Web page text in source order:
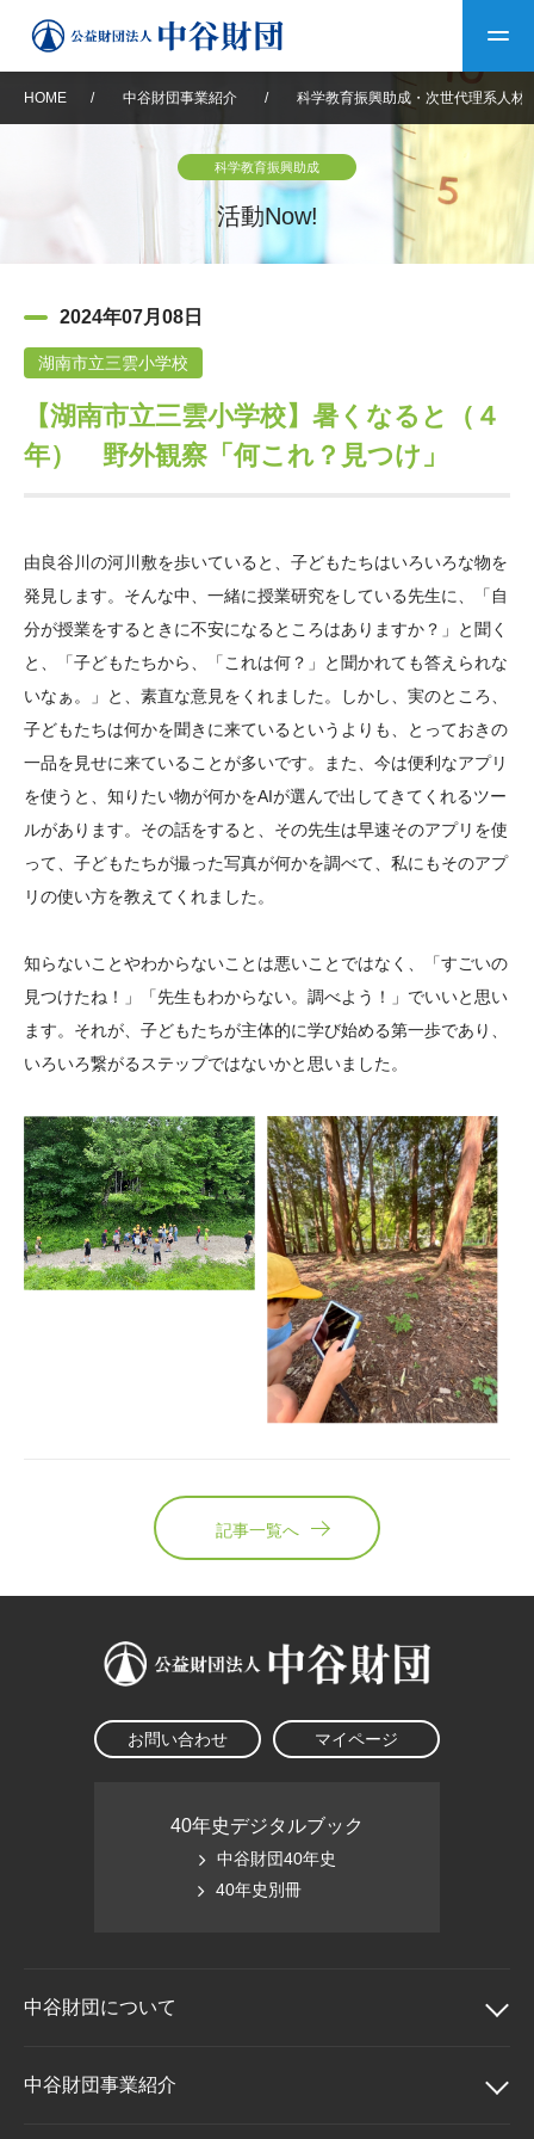
中谷財団について
設立趣意書
沿革 40年史デジタルブック
中谷財団40年史
役員・評議員 公開情報
年報一覧 中谷財団レポート
中谷財団事業紹介
神戸賞 長期大型研究助成
大学院生奨学金
国際学生交流プログラ
ム
科学教育振興助成・
次世代理系人材育成プ
ログラム助成
中谷財団動画紹介
その他情報
アクセス よくあるご質問
サイトマップ 中谷財団アーカイブ
日本語 English マイページ
HOME / 中谷財団事業紹介 / 科学教育振興助成・次世代理系人材
科学教育振興助成
活動Now!
2024年07月08日
湖南市立三雲小学校
【湖南市立三雲小学校】暑くなると（４
年） 野外観察「何これ？見つけ」
由良谷川の河川敷を歩いていると、子どもたちはいろいろな物を
発見します。そんな中、一緒に授業研究をしている先生に、「自
分が授業をするときに不安になるところはありますか？」と聞く
と、「子どもたちから、「これは何？」と聞かれても答えられな
いなぁ。」と、素直な意見をくれました。しかし、実のところ、
子どもたちは何かを聞きに来ているというよりも、とっておきの
一品を見せに来ていることが多いです。また、今は便利なアプリ
を使うと、知りたい物が何かをAIが選んで出してきてくれるツー
ルがあります。その話をすると、その先生は早速そのアプリを使
って、子どもたちが撮った写真が何かを調べて、私にもそのアプ
リの使い方を教えてくれました。
知らないことやわからないことは悪いことではなく、「すごいの
見つけたね！」「先生もわからない。調べよう！」でいいと思い
ます。それが、子どもたちが主体的に学び始める第一歩であり、
いろいろ繋がるステップではないかと思いました。
記事一覧へ
お問い合わせ マイページ
40年史デジタルブック
中谷財団40年史
40年史別冊
中谷財団について
中谷財団について
中谷財団事業紹介